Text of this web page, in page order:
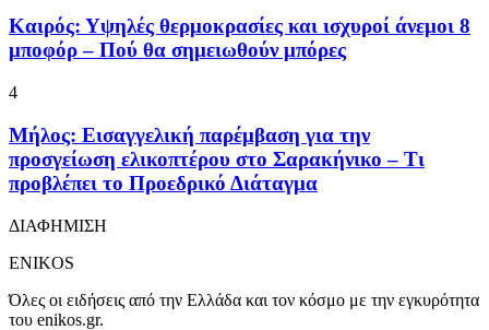
Καιρός: Υψηλές θερμοκρασίες και ισχυροί άνεμοι 8
μποφόρ – Πού θα σημειωθούν μπόρες
4
Μήλος: Εισαγγελική παρέμβαση για την
προσγείωση ελικοπτέρου στο Σαρακήνικο – Τι
προβλέπει το Προεδρικό Διάταγμα
ΔΙΑΦΗΜΙΣΗ
ENIKOS
Όλες οι ειδήσεις από την Ελλάδα και τον κόσμο με την εγκυρότητα
του enikos.gr.